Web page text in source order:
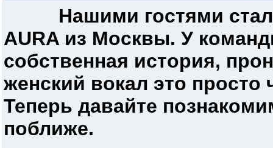
Нашими гостями
AURA из Москвы. У
собственная история,
женский вокал это
Теперь давайте
поближе.